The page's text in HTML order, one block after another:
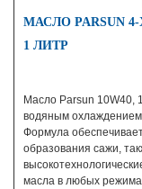
МАСЛО PARSUN
1 ЛИТР
Масло Parsun 10W40,
водяным
Формула
образования сажи,
масла в любых